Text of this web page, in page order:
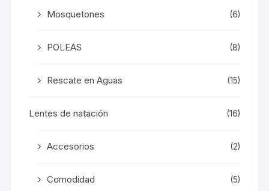
Mosquetones (6)
POLEAS (8)
Rescate en Aguas (15)
Lentes de natación (16)
Accesorios (2)
Comodidad (5)